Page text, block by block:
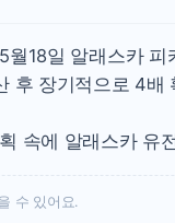
월18일 알래스카
후 장기적으로 4배
속에 알래스카 유
수 있어요.